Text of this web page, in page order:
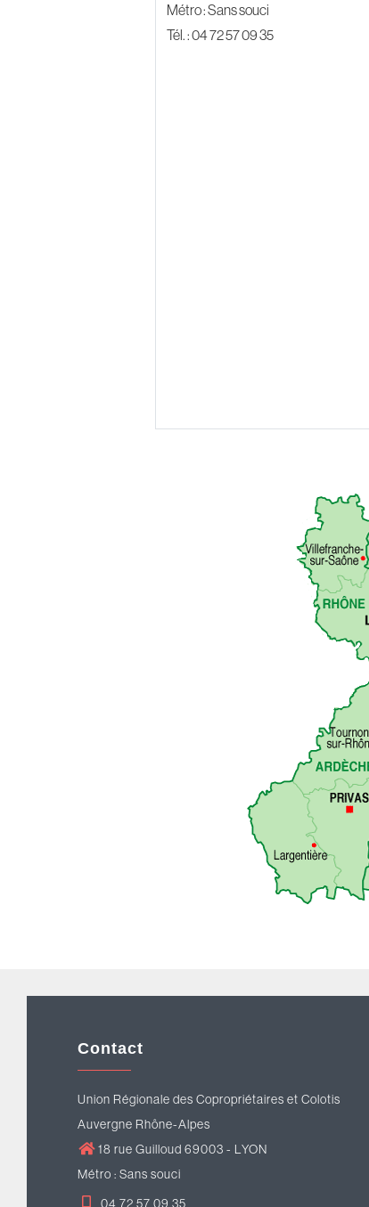
Métro : Sans souci
Tél. : 04 72 57 09 35
Contact
Union Régionale des Copropriétaires et Colotis
Auvergne Rhône-Alpes
18 rue Guilloud 69003 - LYON
Métro : Sans souci
04 72 57 09 35